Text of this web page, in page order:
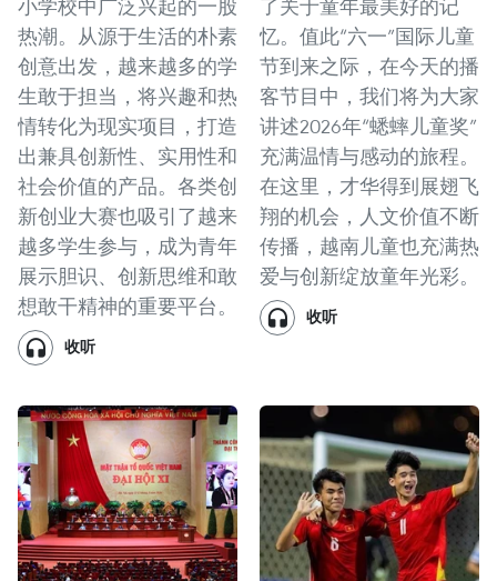
小学校中广泛兴起的一股
热潮。从源于生活的朴素
创意出发，越来越多的学
生敢于担当，将兴趣和热
情转化为现实项目，打造
出兼具创新性、实用性和
社会价值的产品。各类创
新创业大赛也吸引了越来
越多学生参与，成为青年
展示胆识、创新思维和敢
想敢干精神的重要平台。
收听
了关于童年最美好的记
忆。值此“六一”国际儿童
节到来之际，在今天的播
客节目中，我们将为大家
讲述2026年“蟋蟀儿童奖”
充满温情与感动的旅程。
在这里，才华得到展翅飞
翔的机会，人文价值不断
传播，越南儿童也充满热
爱与创新绽放童年光彩。
收听